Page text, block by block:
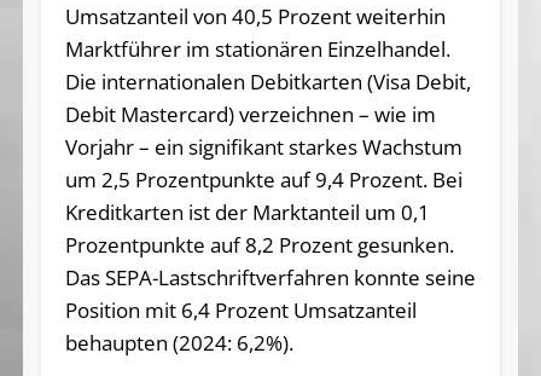
Umsatzanteil von 40,5 Prozent weiterhin
Marktführer im stationären Einzelhandel.
Die internationalen Debitkarten (Visa Debit,
Debit Mastercard) verzeichnen – wie im
Vorjahr – ein signifikant starkes Wachstum
um 2,5 Prozentpunkte auf 9,4 Prozent. Bei
Kreditkarten ist der Marktanteil um 0,1
Prozentpunkte auf 8,2 Prozent gesunken.
Das SEPA-Lastschriftverfahren konnte seine
Position mit 6,4 Prozent Umsatzanteil
behaupten (2024: 6,2%).